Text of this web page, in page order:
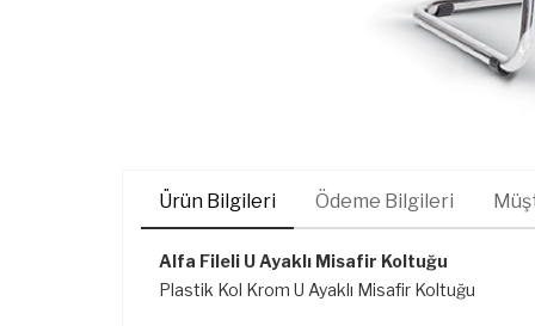
Ürün Bilgileri Ödeme Bilgileri
Alfa Fileli U Ayaklı Misafir Koltuğu
Plastik Kol Krom U Ayaklı Misafir Koltuğu